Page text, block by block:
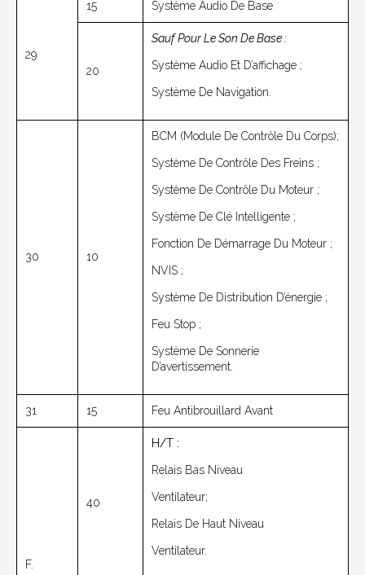
29
15 Système Audio De Base
20
Sauf Pour Le Son De Base :
Système Audio Et D’affichage ;
Système De Navigation.
30 10
BCM (module De Contrôle Du Corps);
Système De Contrôle Des Freins ;
Système De Contrôle Du Moteur ;
Système De Clé Intelligente ;
Fonction De Démarrage Du Moteur ;
NVIS ;
Système De Distribution D’énergie ;
Feu Stop ;
Système De Sonnerie
D’avertissement.
31 15 Feu Antibrouillard Avant
F.
40
H/T :
Relais Bas Niveau
Ventilateur;
Relais De Haut Niveau
Ventilateur.